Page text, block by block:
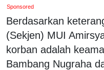
Sponsored
Berdasarkan
(Sekjen) MUI
korban adalah
Bambang Nugraha